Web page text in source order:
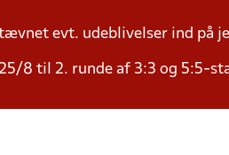
evt. udeblivelser ind på
8 til 2. runde af 3:3 og 5:5-